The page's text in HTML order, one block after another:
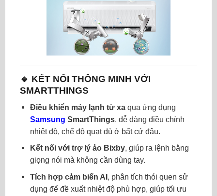
🔹 KẾT NỐI THÔNG MINH VỚI
SMARTTHINGS
Điều khiển máy lạnh từ xaqua ứng dụng
Samsung SmartThings, dễ dàng điều chỉnh
nhiệt độ, chế độ quạt dù ở bất cứ đâu.
Kết nối với trợ lý ảo Bixby, giúp ra lệnh bằng
giọng nói mà không cần dùng tay.
Tích hợp cảm biến AI , phân tích thói quen sử
dụng để đề xuất nhiệt độ phù hợp, giúp tối ưu